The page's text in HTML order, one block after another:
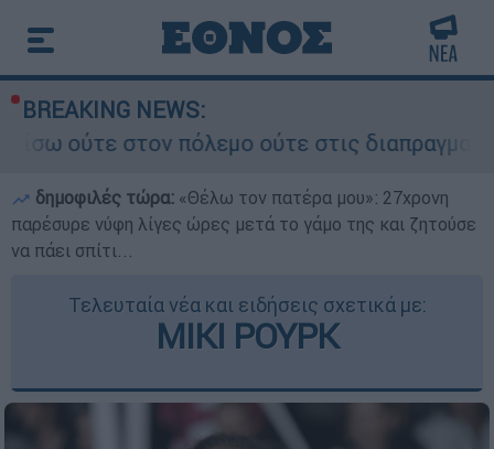
BREAKING NEWS:
πόλεμο ούτε στις διαπραγματεύσεις» - Οι
δημοφιλές τώρα: «Θέλω τον πατέρα μου»: 27χρονη
παρέσυρε νύφη λίγες ώρες μετά το γάμο της και ζητούσε
να πάει σπίτι...
Τελευταία νέα και ειδήσεις σχετικά με:
ΜΙΚΙ ΡΟΥΡΚ